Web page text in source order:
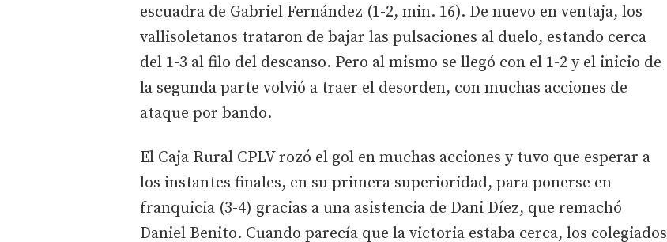
escuadra de Gabriel Fernández (1-2, min. 16). De nuevo en ventaja, los
vallisoletanos trataron de bajar las pulsaciones al duelo, estando cerca
del 1-3 al filo del descanso. Pero al mismo se llegó con el 1-2 y el inicio de
la segunda parte volvió a traer el desorden, con muchas acciones de
ataque por bando.
El Caja Rural CPLV rozó el gol en muchas acciones y tuvo que esperar a
los instantes finales, en su primera superioridad, para ponerse en
franquicia (3-4) gracias a una asistencia de Dani Díez, que remachó
Daniel Benito. Cuando parecía que la victoria estaba cerca, los colegiados